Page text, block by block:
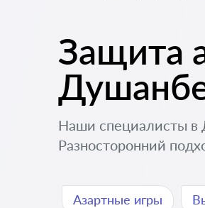
Защита
Наши специалисты в
Разносторонний
Азартные игры